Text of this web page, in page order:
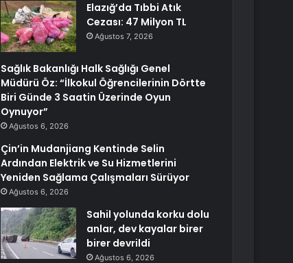
Elazığ’da Tıbbi Atık
Cezası: 47 Milyon TL
Ağustos 7, 2026
Sağlık Bakanlığı Halk Sağlığı Genel
Müdürü Öz: “İlkokul Öğrencilerinin Dörtte
Biri Günde 3 Saatin Üzerinde Oyun
Oynuyor”
Ağustos 6, 2026
Çin’in Mudanjiang Kentinde Selin
Ardından Elektrik ve Su Hizmetlerini
Yeniden Sağlama Çalışmaları Sürüyor
Ağustos 6, 2026
Sahil yolunda korku dolu
anlar, dev kayalar birer
birer devrildi
Ağustos 6, 2026